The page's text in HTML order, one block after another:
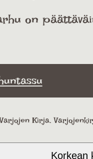
on
Kirja.
Korkean